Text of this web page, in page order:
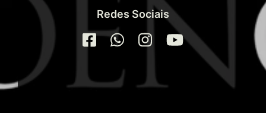
Redes Sociais